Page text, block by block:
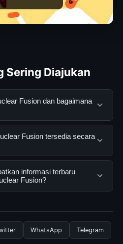
Sering Diajukan
Fusion dan bagaimana
adalah layanan digital
pengguna
dan terpercaya. Anda
mengunjungi situs
yang tersedia.
Fusion tersedia secara
Fusion dapat diakses
pengguna. Tidak ada biaya
yang diperlukan untuk
informasi terbaru
Fusion?
berkala. Kami selalu
informasi terkini dan
WhatsApp Telegram